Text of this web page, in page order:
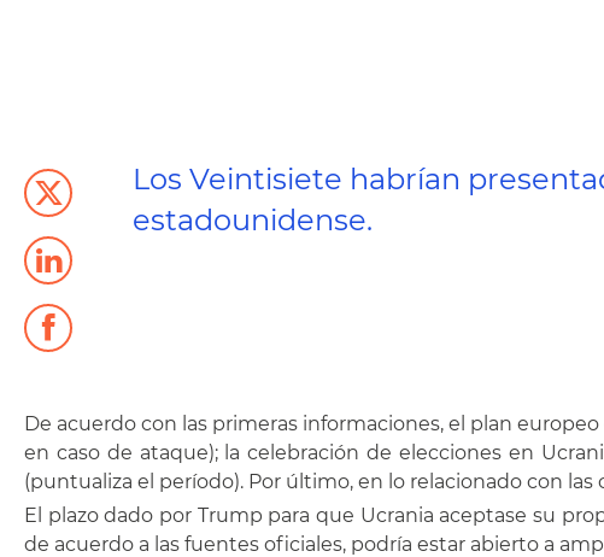
Los Veintisiete habrían
estadounidense.
De acuerdo con las primeras informaciones, el plan
en caso de ataque); la celebración de elecciones en
(puntualiza el período). Por último, en lo relacionado con
El plazo dado por Trump para que Ucrania aceptase su
de acuerdo a las fuentes oficiales, podría estar abierto a